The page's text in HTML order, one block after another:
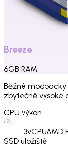
Breeze
6GB RAM
Běžné modpacky
zbytečně vysoké
CPU výkon
3vCPUAMD
SSD úložiště